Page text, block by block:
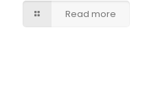
Read more